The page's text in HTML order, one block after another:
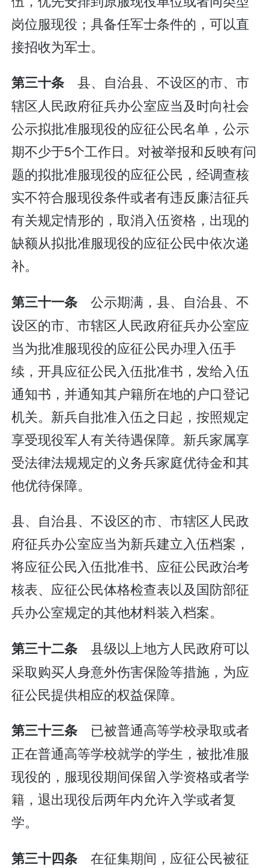
岗位服现役；具备任军士条件的，可以直
接招收为军士。
第三十条 县、自治县、不设区的市、市
辖区人民政府征兵办公室应当及时向社会
公示拟批准服现役的应征公民名单，公示
期不少于5个工作日。对被举报和反映有问
题的拟批准服现役的应征公民，经调查核
实不符合服现役条件或者有违反廉洁征兵
有关规定情形的，取消入伍资格，出现的
缺额从拟批准服现役的应征公民中依次递
补。
第三十一条 公示期满，县、自治县、不
设区的市、市辖区人民政府征兵办公室应
当为批准服现役的应征公民办理入伍手
续，开具应征公民入伍批准书，发给入伍
通知书，并通知其户籍所在地的户口登记
机关。新兵自批准入伍之日起，按照规定
享受现役军人有关待遇保障。新兵家属享
受法律法规规定的义务兵家庭优待金和其
他优待保障。
县、自治县、不设区的市、市辖区人民政
府征兵办公室应当为新兵建立入伍档案，
将应征公民入伍批准书、应征公民政治考
核表、应征公民体格检查表以及国防部征
兵办公室规定的其他材料装入档案。
第三十二条 县级以上地方人民政府可以
采取购买人身意外伤害保险等措施，为应
征公民提供相应的权益保障。
第三十三条 已被普通高等学校录取或者
正在普通高等学校就学的学生，被批准服
现役的，服现役期间保留入学资格或者学
籍，退出现役后两年内允许入学或者复
学。
第三十四条 在征集期间，应征公民被征